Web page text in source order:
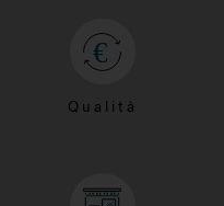
Qualità